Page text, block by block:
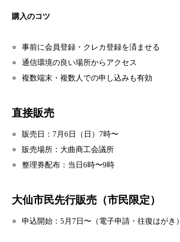
購入のコツ
事前に会員登録・クレカ登録を済ませる
通信環境の良い場所からアクセス
複数端末・複数人での申し込みも有効
直接販売
販売日：7月6日（日）7時〜
販売場所：大曲商工会議所
整理券配布：当日6時〜9時
大仙市民先行販売（市民限定）
申込開始：5月7日〜（電子申請・往復はがき）